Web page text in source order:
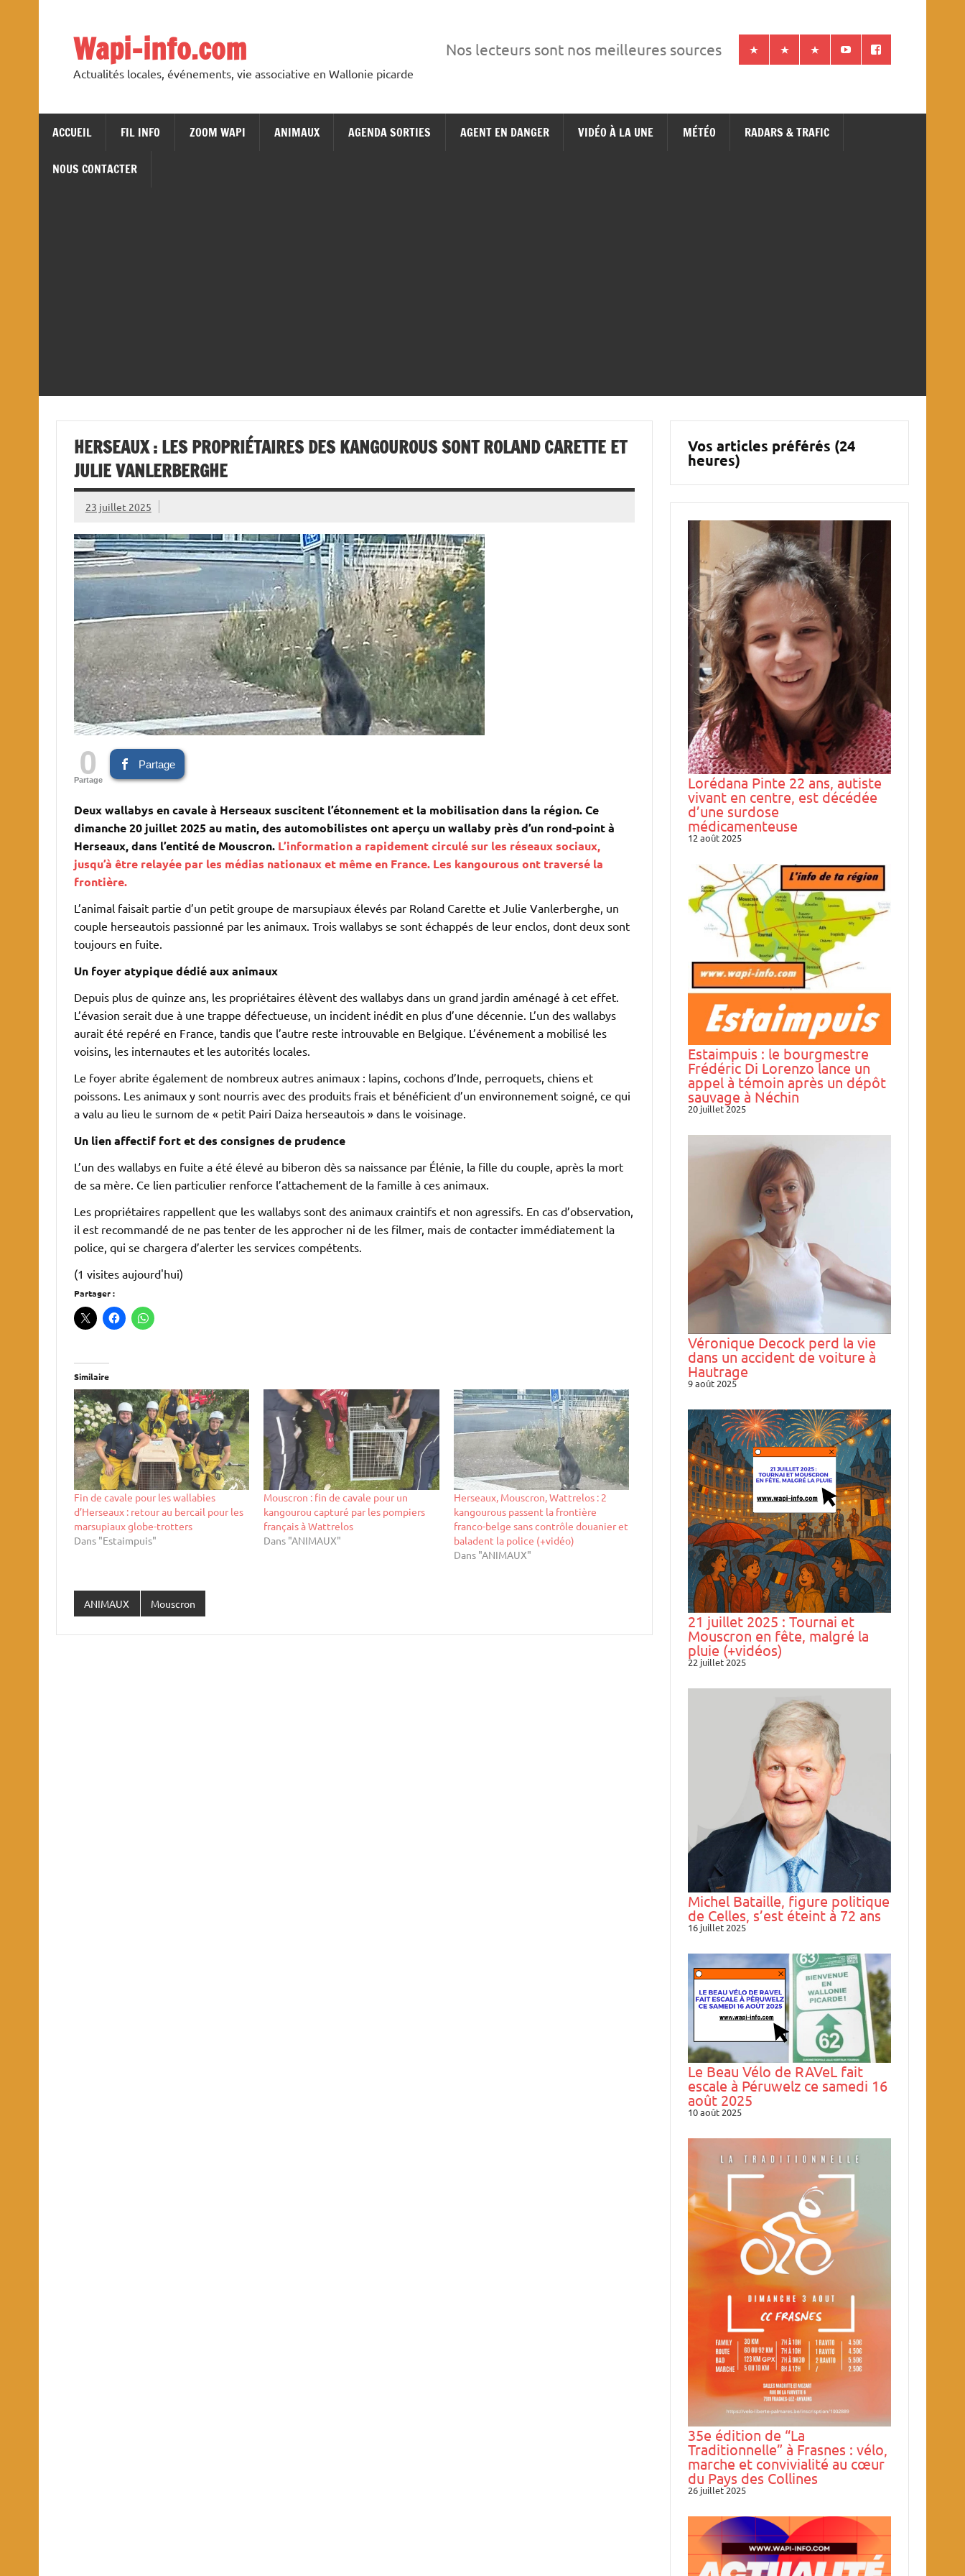
Wapi-info.com
Actualités locales, événements, vie associative en Wallonie picarde
Nos lecteurs sont nos meilleures sources
ACCUEIL FIL INFO ZOOM WAPI ANIMAUX AGENDA SORTIES AGENT EN DANGER VIDÉO À LA UNE MÉTÉO RADARS & TRAFIC
NOUS CONTACTER
HERSEAUX : LES PROPRIÉTAIRES DES KANGOUROUS SONT ROLAND CARETTE ET
JULIE VANLERBERGHE
23 juillet 2025
0
Partage
Partage
Deux wallabys en cavale à Herseaux suscitent l’étonnement et la mobilisation dans la région. Ce
dimanche 20 juillet 2025 au matin, des automobilistes ont aperçu un wallaby près d’un rond-point à
Herseaux, dans l’entité de Mouscron. L’information a rapidement circulé sur les réseaux sociaux,
jusqu’à être relayée par les médias nationaux et même en France. Les kangourous ont traversé la
frontière.
L’animal faisait partie d’un petit groupe de marsupiaux élevés par Roland Carette et Julie Vanlerberghe, un
couple herseautois passionné par les animaux. Trois wallabys se sont échappés de leur enclos, dont deux sont
toujours en fuite.
Un foyer atypique dédié aux animaux
Depuis plus de quinze ans, les propriétaires élèvent des wallabys dans un grand jardin aménagé à cet effet.
L’évasion serait due à une trappe défectueuse, un incident inédit en plus d’une décennie. L’un des wallabys
aurait été repéré en France, tandis que l’autre reste introuvable en Belgique. L’événement a mobilisé les
voisins, les internautes et les autorités locales.
Le foyer abrite également de nombreux autres animaux : lapins, cochons d’Inde, perroquets, chiens et
poissons. Les animaux y sont nourris avec des produits frais et bénéficient d’un environnement soigné, ce qui
a valu au lieu le surnom de « petit Pairi Daiza herseautois » dans le voisinage.
Un lien affectif fort et des consignes de prudence
L’un des wallabys en fuite a été élevé au biberon dès sa naissance par Élénie, la fille du couple, après la mort
de sa mère. Ce lien particulier renforce l’attachement de la famille à ces animaux.
Les propriétaires rappellent que les wallabys sont des animaux craintifs et non agressifs. En cas d’observation,
il est recommandé de ne pas tenter de les approcher ni de les filmer, mais de contacter immédiatement la
police, qui se chargera d’alerter les services compétents.
(1 visites aujourd'hui)
Partager :
Similaire
Fin de cavale pour les wallabies
d’Herseaux : retour au bercail pour les
marsupiaux globe-trotters
Dans "Estaimpuis"
Mouscron : fin de cavale pour un
kangourou capturé par les pompiers
français à Wattrelos
Dans "ANIMAUX"
Herseaux, Mouscron, Wattrelos : 2
kangourous passent la frontière
franco-belge sans contrôle douanier et
baladent la police (+vidéo)
Dans "ANIMAUX"
ANIMAUX Mouscron
Vos articles préférés (24
heures)
Lorédana Pinte 22 ans, autiste
vivant en centre, est décédée
d’une surdose
médicamenteuse
12 août 2025
Estaimpuis : le bourgmestre
Frédéric Di Lorenzo lance un
appel à témoin après un dépôt
sauvage à Néchin
20 juillet 2025
Véronique Decock perd la vie
dans un accident de voiture à
Hautrage
9 août 2025
21 juillet 2025 : Tournai et
Mouscron en fête, malgré la
pluie (+vidéos)
22 juillet 2025
Michel Bataille, figure politique
de Celles, s’est éteint à 72 ans
16 juillet 2025
Le Beau Vélo de RAVeL fait
escale à Péruwelz ce samedi 16
août 2025
10 août 2025
35e édition de “La
Traditionnelle” à Frasnes : vélo,
marche et convivialité au cœur
du Pays des Collines
26 juillet 2025